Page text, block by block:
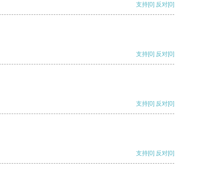
支持[0] 反对[0]
支持[0] 反对[0]
支持[0] 反对[0]
支持[0] 反对[0]